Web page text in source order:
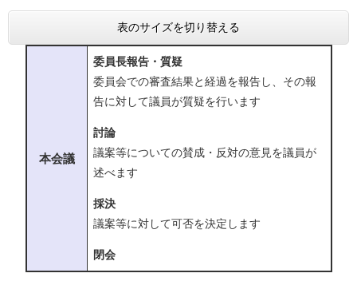
表のサイズを切り替える
本会議
委員長報告・質疑
委員会での審査結果と経過を報告し、その報
告に対して議員が質疑を行います
討論
議案等についての賛成・反対の意見を議員が
述べます
採決
議案等に対して可否を決定します
閉会